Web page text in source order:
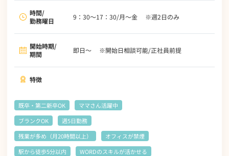
時間/
勤務曜日
9：30～17：30/月～金 ※週2日のみ
開始時期/
期間
即日～ ※開始日相談可能/正社員前提
特徴
既卒・第二新卒OK
ママさん活躍中
ブランクOK
週5日勤務
残業が多め（月20時間以上）
オフィスが禁煙
駅から徒歩5分以内
WORDのスキルが活かせる